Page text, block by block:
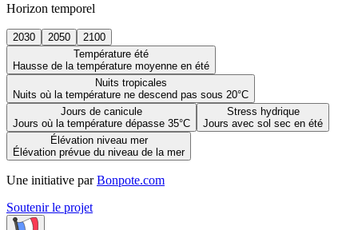
Horizon temporel
2030 2050
2100
Température été
Hausse de la température moyenne en été
Nuits tropicales
Nuits où la température ne descend pas sous 20°C
Jours de canicule
Jours où la température dépasse 35°C
Stress hydrique
Jours avec sol sec en été
Élévation niveau mer
Élévation prévue du niveau de la mer
Une initiative par Bonpote.com
Soutenir le projet